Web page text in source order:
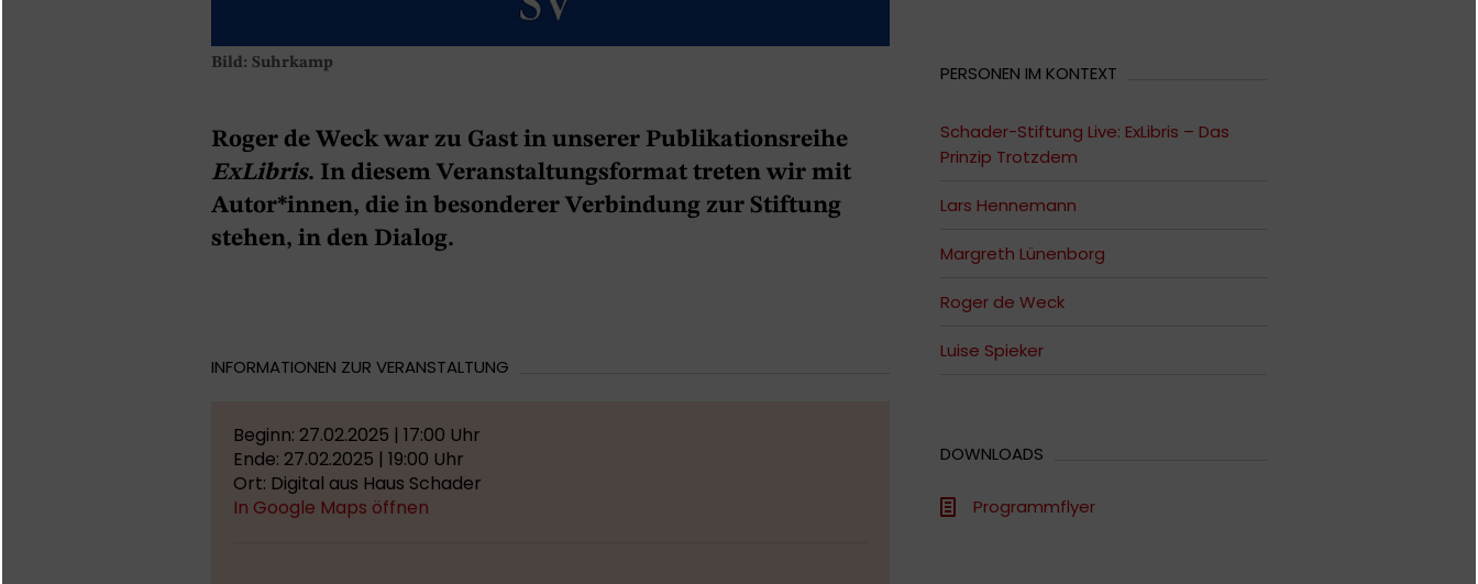
Bild: Suhrkamp
Roger de Weck war zu Gast in unserer Publikationsreihe
ExLibris. In diesem Veranstaltungsformat treten wir mit
Autor*innen, die in besonderer Verbindung zur Stiftung
stehen, in den Dialog.
INFORMATIONEN ZUR VERANSTALTUNG
Beginn: 27.02.2025 | 17:00 Uhr
Ende: 27.02.2025 | 19:00 Uhr
Ort: Digital aus Haus Schader
In Google Maps öffnen
PERSONEN IM KONTEXT
Schader-Stiftung Live: ExLibris – Das
Prinzip Trotzdem
Lars Hennemann
Margreth Lünenborg
Roger de Weck
Luise Spieker
DOWNLOADS
Programmflyer